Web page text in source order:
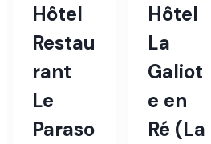
Hôtel
Restau
rant
Le
Paraso
Hôtel
La
Galiot
e en
Ré (La